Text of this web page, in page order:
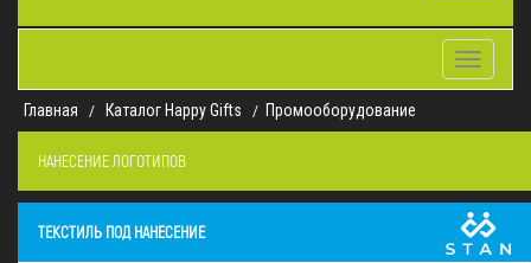
Toggle
Главная
Каталог Happy Gifts Промооборудование
НАНЕСЕНИЕ ЛОГОТИПОВ
ТЕКСТИЛЬ ПОД НАНЕСЕНИЕ